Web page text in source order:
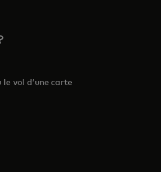
vol d’une carte